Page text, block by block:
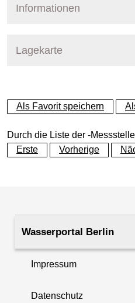
Informationen
Lagekarte
+
−
Als Favorit speichern
Durch die Liste der -
Erste
Vorherige
Wasserportal Berlin
Impressum
Datenschutz